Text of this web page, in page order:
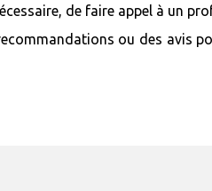
de faire appel à un
ou des avis